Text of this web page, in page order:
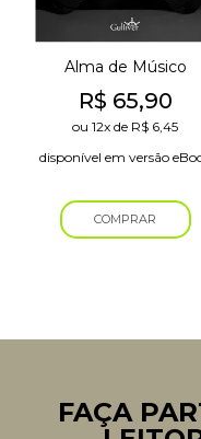
Alma de Músico
R$ 65,90
ou 12x de R$ 6,45
disponível em versão
COMPRAR
FAÇA